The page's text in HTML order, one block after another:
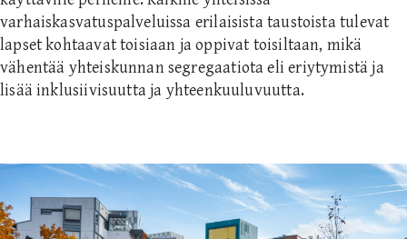
varhaiskasvatuspalveluissa erilaisista taustoista tulevat
lapset kohtaavat toisiaan ja oppivat toisiltaan, mikä
vähentää yhteiskunnan segregaatiota eli eriytymistä ja
lisää inklusiivisuutta ja yhteenkuuluvuutta.